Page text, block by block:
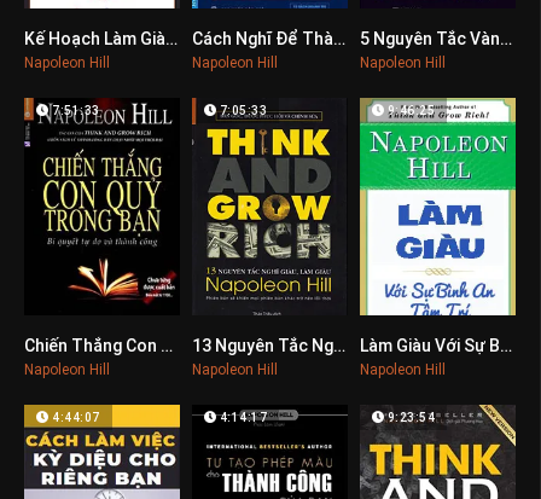
0Kế Hoạch Làm Giàu 365 Ngày
Napoleon Hill
0Cách Nghĩ Để Thành Công
Napoleon Hill
05 Nguyên Tắc Vàng Nghĩ Giàu Làm Giàu
Napoleon Hill
0
7:51:33
Chiến Thắng Con Quỷ Trong Bạn
Napoleon Hill
0
7:05:33
13 Nguyên Tắc Nghĩ Giàu Làm Giàu
Napoleon Hill
0
9:46:25
Làm Giàu Với Sự Bình An Tâm Trí
Napoleon Hill
4:44:07 4:14:17 9:23:54